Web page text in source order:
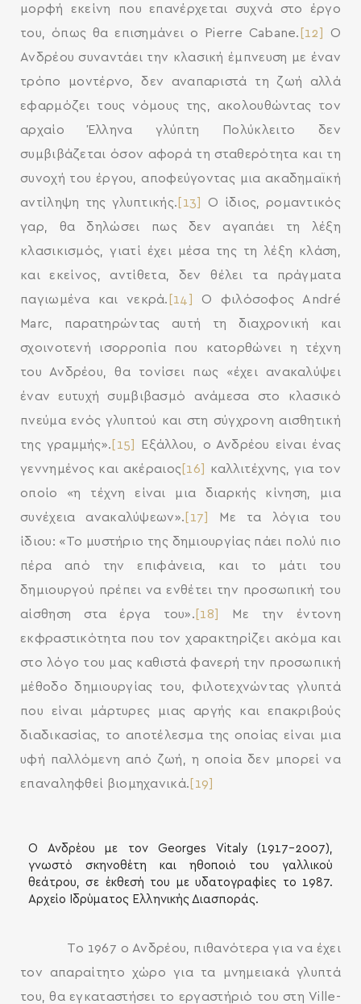
μορφή εκείνη που επανέρχεται συχνά στο έργο
του, όπως θα επισημάνει ο Pierre Cabane. [12]
Ο
Ανδρέου συναντάει την κλασική έμπνευση με έναν
τρόπο μοντέρνο, δεν αναπαριστά τη ζωή αλλά
εφαρμόζει τους νόμους της, ακολουθώντας τον
αρχαίο Έλληνα γλύπτη Πολύκλειτο δεν
συμβιβάζεται όσον αφορά τη σταθερότητα και τη
συνοχή του έργου, αποφεύγοντας μια ακαδημαϊκή
αντίληψη της γλυπτικής. [13]
Ο ίδιος, ρομαντικός
γαρ, θα δηλώσει πως δεν αγαπάει τη λέξη
κλασικισμός, γιατί έχει μέσα της τη λέξη κλάση,
και εκείνος, αντίθετα, δεν θέλει τα πράγματα
παγιωμένα και νεκρά. [14]
Ο φιλόσοφος André
Marc, παρατηρώντας αυτή τη διαχρονική και
σχοινοτενή ισορροπία που κατορθώνει η τέχνη
του Ανδρέου, θα τονίσει πως «έχει ανακαλύψει
έναν ευτυχή συμβιβασμό ανάμεσα στο κλασικό
πνεύμα ενός γλυπτού και στη σύγχρονη αισθητική
της γραμμής». [15]
Εξάλλου, ο Ανδρέου είναι ένας
γεννημένος και ακέραιος [16]
καλλιτέχνης, για τον
οποίο «η τέχνη είναι μια διαρκής κίνηση, μια
συνέχεια ανακαλύψεων». [17]
Με τα λόγια του
ίδιου: «Το μυστήριο της δημιουργίας πάει πολύ πιο
πέρα από την επιφάνεια, και το μάτι του
δημιουργού πρέπει να ενθέτει την προσωπική του
αίσθηση στα έργα του». [18]
Με την έντονη
εκφραστικότητα που τον χαρακτηρίζει ακόμα και
στο λόγο του μας καθιστά φανερή την προσωπική
μέθοδο δημιουργίας του, φιλοτεχνώντας γλυπτά
που είναι μάρτυρες μιας αργής και επακριβούς
διαδικασίας, το αποτέλεσμα της οποίας είναι μια
υφή παλλόμενη από ζωή, η οποία δεν μπορεί να
επαναληφθεί βιομηχανικά. [19]
Ο Ανδρέου με τον Georges Vitaly (1917-2007),
γνωστό σκηνοθέτη και ηθοποιό του γαλλικού
θεάτρου, σε έκθεσή του με υδατογραφίες το 1987.
Αρχείο Ιδρύματος Ελληνικής Διασποράς.
Το 1967 ο Ανδρέου, πιθανότερα για να έχει
τον απαραίτητο χώρο για τα μνημειακά γλυπτά
του, θα εγκαταστήσει το εργαστήριό του στη Ville-